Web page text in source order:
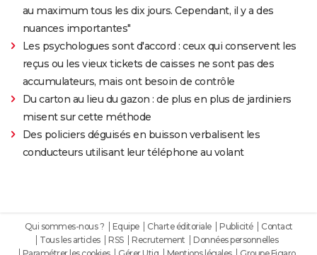
au maximum tous les dix jours. Cependant, il y a des
nuances importantes"
Les psychologues sont d'accord : ceux qui conservent les
reçus ou les vieux tickets de caisses ne sont pas des
accumulateurs, mais ont besoin de contrôle
Du carton au lieu du gazon : de plus en plus de jardiniers
misent sur cette méthode
Des policiers déguisés en buisson verbalisent les
conducteurs utilisant leur téléphone au volant
Qui sommes-nous ? Equipe Charte éditoriale Publicité
Contact
Tous les articles
RSS Recrutement
Données personnelles